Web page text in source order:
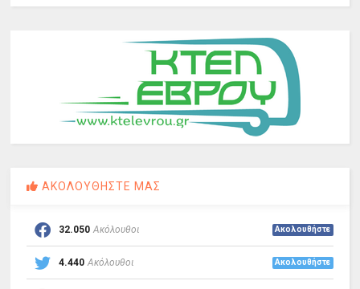
ΑΚΟΛΟΥΘΗΣΤΕ ΜΑΣ
32.050 Ακόλουθοι Ακολουθήστε
4.440 Ακόλουθοι Ακολουθήστε